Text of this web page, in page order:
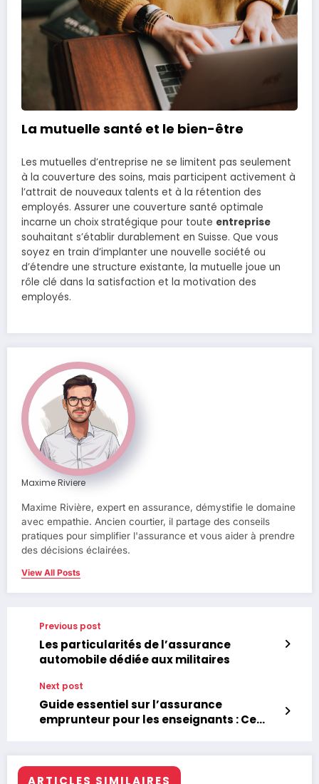
La mutuelle santé et le bien-être
Les mutuelles d’entreprise ne se limitent pas seulement
à la couverture des soins, mais participent activement à
l’attrait de nouveaux talents et à la rétention des
employés. Assurer une couverture santé optimale
incarne un choix stratégique pour toute entreprise
souhaitant s’établir durablement en Suisse. Que vous
soyez en train d’implanter une nouvelle société ou
d’étendre une structure existante, la mutuelle joue un
rôle clé dans la satisfaction et la motivation des
employés.
Maxime Riviere
Maxime Rivière, expert en assurance, démystifie le domaine
avec empathie. Ancien courtier, il partage des conseils
pratiques pour simplifier l'assurance et vous aider à prendre
des décisions éclairées.
View All Posts
Previous post
Les particularités de l’assurance
automobile dédiée aux militaires
Next post
Guide essentiel sur l’assurance
emprunteur pour les enseignants : Ce
ARTICLES SIMILAIRES